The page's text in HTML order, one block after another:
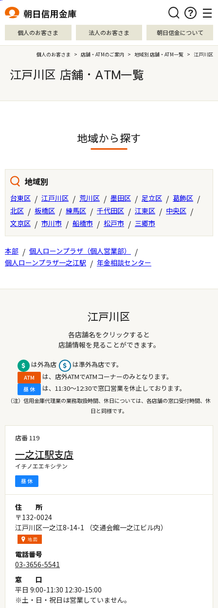
検索
個人のお客さま 法人のお客さま 朝日信金について
個人のお客さま > 店舗・ATMのご案内 > 地域別 店舗・ATM一覧 > 江戸川区
江戸川区 店舗・ATM一覧
地域から探す
地域別
台東区 / 江戸川区 / 荒川区 / 墨田区 / 足立区 / 葛飾区 /
北区 / 板橋区 / 練馬区 / 千代田区 / 江東区 / 中央区 /
文京区 / 市川市 / 船橋市 / 松戸市 / 三郷市
本部 / 個人ローンプラザ（個人営業部） /
個人ローンプラザ一之江駅 / 年金相談センター
江戸川区
各店舗名をクリックすると
店舗情報を見ることができます。
は外為店
は準外為店です。
は、店外ATMでATMコーナーのみとなります。
は、11:30～12:30で窓口営業を休止しております。
（注）信用金庫代理業の業務取扱時間、休日については、各店舗の窓口受付時間、休
日と同様です。
店番 119
一之江駅支店
イチノエエキシテン
住
所
〒132-0024
江戸川区一之江8-14-1 （交通会館一之江ビル内）
電話番号
03-3656-5541
窓
口
平日 9:00-11:30 12:30-15:00
※土・日・祝日は営業していません。